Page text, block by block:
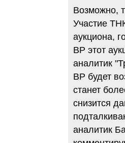
Возможно,
Участие
аукциона,
BP этот
аналитик
BP будет
станет
снизится
аналитик